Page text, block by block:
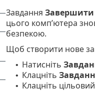
Завдання Завершити
цього комп’ютера
безпекою.
Щоб створити нове
• Натисніть
• Клацніть
• Клацніть